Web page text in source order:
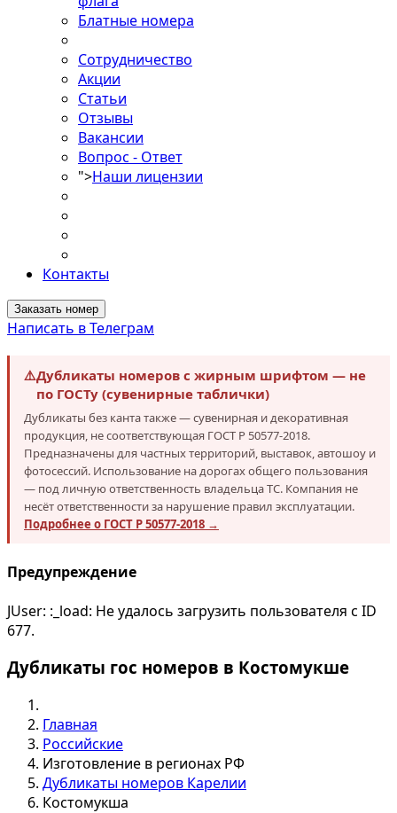
Блатные номера
Сотрудничество
Акции
Статьи
Отзывы
Вакансии
Вопрос - Ответ
">Наши лицензии
Контакты
Заказать номер
Написать в Телеграм
⚠️Дубликаты номеров с жирным шрифтом — не
по ГОСТу (сувенирные таблички)
Дубликаты без канта также — сувенирная и декоративная
продукция, не соответствующая ГОСТ Р 50577-2018.
Предназначены для частных территорий, выставок, автошоу и
фотосессий. Использование на дорогах общего пользования
— под личную ответственность владельца ТС. Компания не
несёт ответственности за нарушение правил эксплуатации.
Подробнее о ГОСТ Р 50577-2018 →
Предупреждение
JUser: :_load: Не удалось загрузить пользователя с ID
677.
Дубликаты гос номеров в Костомукше
Главная
Российские
Изготовление в регионах РФ
Дубликаты номеров Карелии
Костомукша